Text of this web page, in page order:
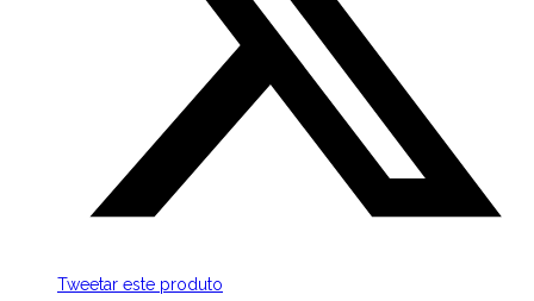
Tweetar este produto